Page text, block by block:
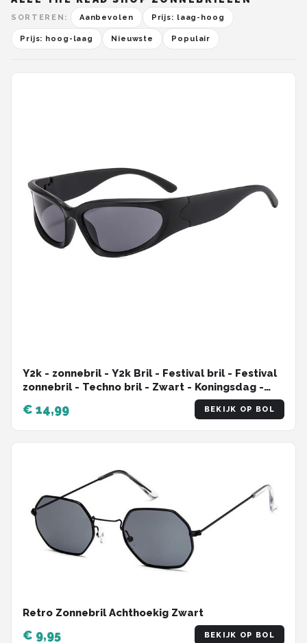
SORTEREN: Aanbevolen Prijs: laag-hoog
Prijs: hoog-laag Nieuwste Populair
Y2k - zonnebril - Y2k Bril - Festival bril - Festival
zonnebril - Techno bril - Zwart - Koningsdag -
€ 14,99 BEKIJK OP BOL
Retro Zonnebril Achthoekig Zwart
€ 9,95 BEKIJK OP BOL